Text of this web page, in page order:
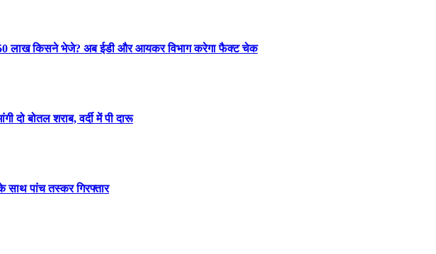
लाख किसने भेजे? अब ईडी और आयकर विभाग करेगा फैक्ट चेक
दो बोतल शराब, वर्दी में पी दारू
पांच तस्कर गिरफ्तार